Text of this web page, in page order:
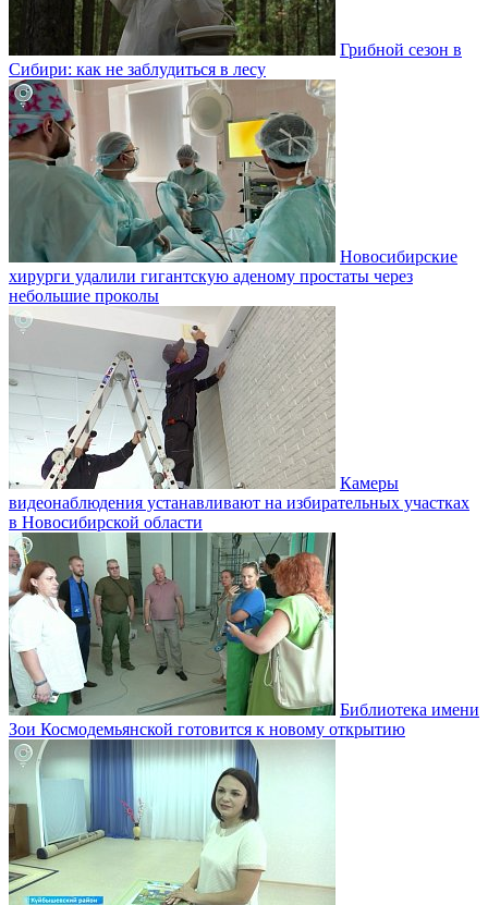
Грибной сезон в
Сибири: как не заблудиться в лесу
Новосибирские
хирурги удалили гигантскую аденому простаты через
небольшие проколы
Камеры
видеонаблюдения устанавливают на избирательных участках
в Новосибирской области
Библиотека имени
Зои Космодемьянской готовится к новому открытию